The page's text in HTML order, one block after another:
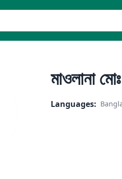
মাওলানা
Languages: